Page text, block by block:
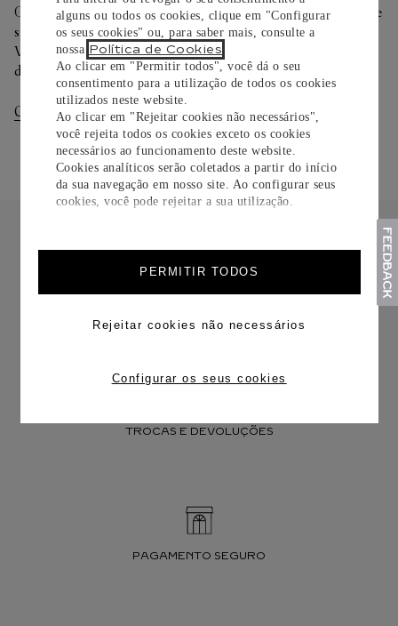
alguns ou todos os cookies, clique em "Configurar
os seus cookies" ou, para saber mais, consulte a
nossa Política de Cookies
Ao clicar em "Permitir todos", você dá o seu
consentimento para a utilização de todos os cookies
utilizados neste website.
Ao clicar em "Rejeitar cookies não necessários",
você rejeita todos os cookies exceto os cookies
necessários ao funcionamento deste website.
Cookies analíticos serão coletados a partir do início
da sua navegação em nosso site. Ao configurar seus
cookies, você pode rejeitar a sua utilização.
PERMITIR TODOS
Rejeitar cookies não necessários
Configurar os seus cookies
Oferecemos diferentes opções de entrega. Selecione o envio de
sua preferência na finalização de seu pedido.
Você pode trocar ou devolver sua criação Cartier em até 30
dias.
Consultar Entregas Consultar Devoluções
TROCAS E DEVOLUÇÕES
PAGAMENTO SEGURO